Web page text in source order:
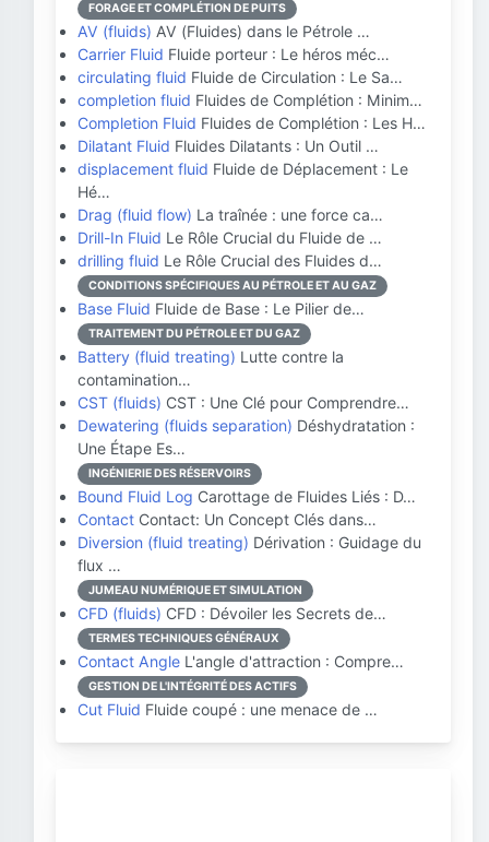
FORAGE ET COMPLÉTION DE PUITS
AV (fluids) AV (Fluides) dans le Pétrole …
Carrier Fluid Fluide porteur : Le héros méc…
circulating fluid Fluide de Circulation : Le Sa…
completion fluid Fluides de Complétion : Minim…
Completion Fluid Fluides de Complétion : Les H…
Dilatant Fluid Fluides Dilatants : Un Outil …
displacement fluid Fluide de Déplacement : Le
Hé…
Drag (fluid flow) La traînée : une force ca…
Drill-In Fluid Le Rôle Crucial du Fluide de …
drilling fluid Le Rôle Crucial des Fluides d…
CONDITIONS SPÉCIFIQUES AU PÉTROLE ET AU GAZ
Base Fluid Fluide de Base : Le Pilier de…
TRAITEMENT DU PÉTROLE ET DU GAZ
Battery (fluid treating) Lutte contre la
contamination…
CST (fluids) CST : Une Clé pour Comprendre…
Dewatering (fluids separation) Déshydratation :
Une Étape Es…
INGÉNIERIE DES RÉSERVOIRS
Bound Fluid Log Carottage de Fluides Liés : D…
Contact Contact: Un Concept Clés dans…
Diversion (fluid treating) Dérivation : Guidage du
flux …
JUMEAU NUMÉRIQUE ET SIMULATION
CFD (fluids) CFD : Dévoiler les Secrets de…
TERMES TECHNIQUES GÉNÉRAUX
Contact Angle L'angle d'attraction : Compre…
GESTION DE L'INTÉGRITÉ DES ACTIFS
Cut Fluid Fluide coupé : une menace de …